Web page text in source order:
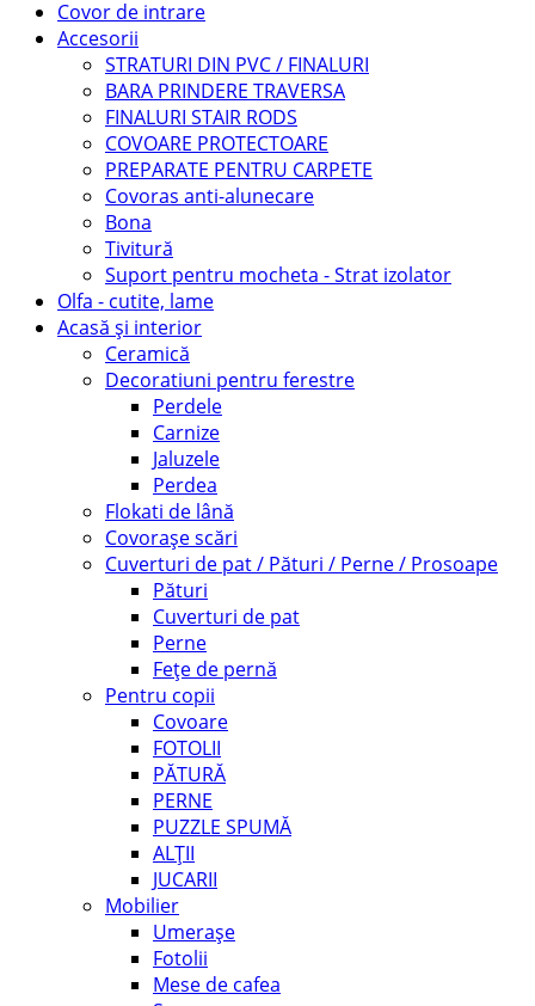
Covor de intrare
Accesorii
STRATURI DIN PVC / FINALURI
BARA PRINDERE TRAVERSA
FINALURI STAIR RODS
COVOARE PROTECTOARE
PREPARATE PENTRU CARPETE
Covoras anti-alunecare
Bona
Tivitură
Suport pentru mocheta - Strat izolator
Olfa - cutite, lame
Acasă și interior
Ceramică
Decoratiuni pentru ferestre
Perdele
Carnize
Jaluzele
Perdea
Flokati de lână
Covorașe scări
Cuverturi de pat / Pături / Perne / Prosoape
Pături
Cuverturi de pat
Perne
Fețe de pernă
Pentru copii
Covoare
FOTOLII
PĂTURĂ
PERNE
PUZZLE SPUMĂ
ALȚII
JUCARII
Mobilier
Umerașe
Fotolii
Mese de cafea